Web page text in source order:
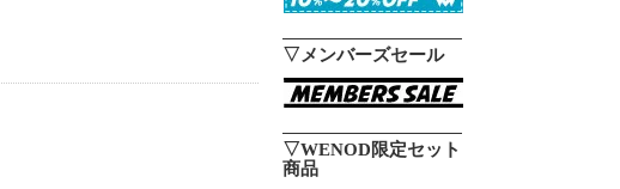
▽メンバーズセール
▽WENOD限定セット
商品